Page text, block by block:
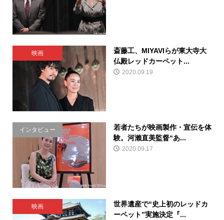
映画
斎藤工、MIYAVIらが東大寺大
仏殿レッドカーペット...
2020.09.19
インタビュー
若者たちが映画製作・宣伝を体
験。河瀨直美監督“あ...
2020.09.17
映画
世界遺産で“史上初のレッドカ
ーペット”実施決定『...